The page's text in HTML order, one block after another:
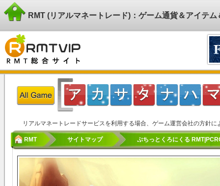
RMT (リアルマネートレード)：ゲーム通貨＆アイテ
リアルマネートレードサービスを利用する場合、ゲーム運営会社の方針
RMT サイトマップ ぷちっとくろにくる